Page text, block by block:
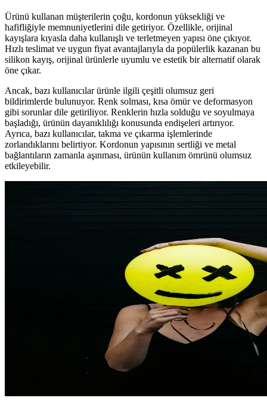
Ürünü kullanan müşterilerin çoğu, kordonun yüksekliği ve
hafifliğiyle memnuniyetlerini dile getiriyor. Özellikle, orijinal
kayışlara kıyasla daha kullanışlı ve terletmeyen yapısı öne çıkıyor.
Hızlı teslimat ve uygun fiyat avantajlarıyla da popülerlik kazanan bu
silikon kayış, orijinal ürünlerle uyumlu ve estetik bir alternatif olarak
öne çıkar.
Ancak, bazı kullanıcılar ürünle ilgili çeşitli olumsuz geri
bildirimlerde bulunuyor. Renk solması, kısa ömür ve deformasyon
gibi sorunlar dile getiriliyor. Renklerin hızla solduğu ve soyulmaya
başladığı, ürünün dayanıklılığı konusunda endişeleri artırıyor.
Ayrıca, bazı kullanıcılar, takma ve çıkarma işlemlerinde
zorlandıklarını belirtiyor. Kordonun yapısının sertliği ve metal
bağlantıların zamanla aşınması, ürünün kullanım ömrünü olumsuz
etkileyebilir.